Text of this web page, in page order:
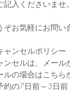
記入くださいませ。
ぞお気軽にお問い
ンセルポリシー
ンセルは、メール
ルの場合はこちら
約の7日前～3日